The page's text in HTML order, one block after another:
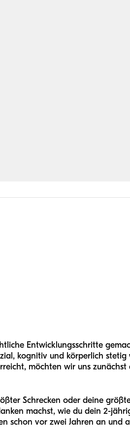
Entwicklungsschritte
kognitiv und körperlich
möchten wir uns
Schrecken oder deine
machst, wie du dein 2-
schon vor zwei Jahren an und